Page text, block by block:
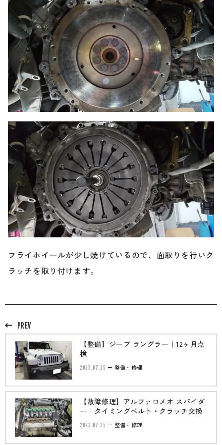
フライホイールが少し焼けているので、面取りを行いク
ラッチを取り付けます。
PREV
【整備】ジープ ラングラー｜12ヶ月点
検
2023.07.25 整備・修理
【故障修理】アルファロメオ スパイダ
ー｜タイミングベルト・クラッチ交換
2023.07.25 整備・修理